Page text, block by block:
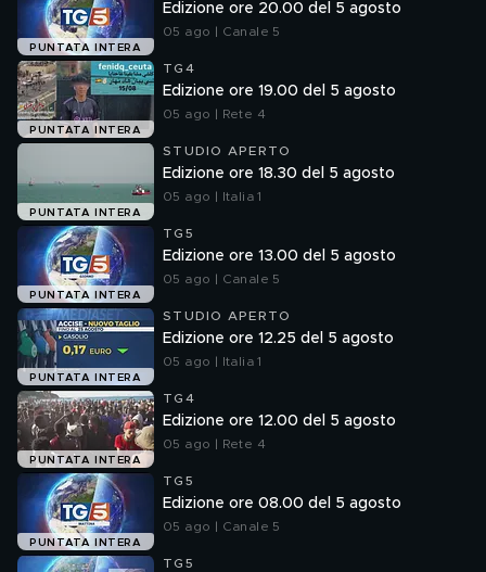
PUNTATA INTERA
Edizione ore 20.00 del 5 agosto
05 ago | Canale 5
PUNTATA INTERA
TG4
Edizione ore 19.00 del 5 agosto
05 ago | Rete 4
PUNTATA INTERA
STUDIO APERTO
Edizione ore 18.30 del 5 agosto
05 ago | Italia 1
PUNTATA INTERA
TG5
Edizione ore 13.00 del 5 agosto
05 ago | Canale 5
PUNTATA INTERA
STUDIO APERTO
Edizione ore 12.25 del 5 agosto
05 ago | Italia 1
PUNTATA INTERA
TG4
Edizione ore 12.00 del 5 agosto
05 ago | Rete 4
PUNTATA INTERA
TG5
Edizione ore 08.00 del 5 agosto
05 ago | Canale 5
TG5